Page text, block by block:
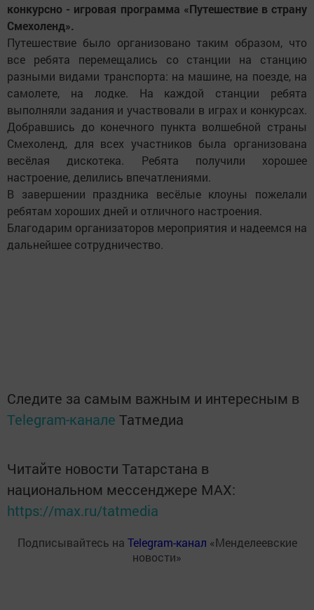
конкурсно - игровая программа «Путешествие в страну
Смехоленд».
Путешествие было организовано таким образом, что
все ребята перемещались со станции на станцию
разными видами транспорта: на машине, на поезде, на
самолете, на лодке. На каждой станции ребята
выполняли задания и участвовали в играх и конкурсах.
Добравшись до конечного пункта волшебной страны
Смехоленд, для всех участников была организована
весёлая дискотека. Ребята получили хорошее
настроение, делились впечатлениями.
В завершении праздника весёлые клоуны пожелали
ребятам хороших дней и отличного настроения.
Благодарим организаторов мероприятия и надеемся на
дальнейшее сотрудничество.
Следите за самым важным и интересным в
Telegram-канале Татмедиа
Читайте новости Татарстана в
национальном мессенджере MАХ:
https://max.ru/tatmedia
Подписывайтесь на Telegram-канал «Менделеевские
новости»